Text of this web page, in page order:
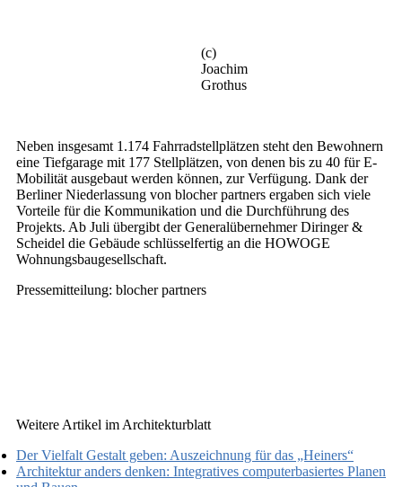
(c)
Joachim
Grothus
Neben insgesamt 1.174 Fahrradstellplätzen steht den Bewohnern
eine Tiefgarage mit 177 Stellplätzen, von denen bis zu 40 für E-
Mobilität ausgebaut werden können, zur Verfügung. Dank der
Berliner Niederlassung von blocher partners ergaben sich viele
Vorteile für die Kommunikation und die Durchführung des
Projekts. Ab Juli übergibt der Generalübernehmer Diringer &
Scheidel die Gebäude schlüsselfertig an die HOWOGE
Wohnungsbaugesellschaft.
Pressemitteilung: blocher partners
Weitere Artikel im Architekturblatt
Der Vielfalt Gestalt geben: Auszeichnung für das „Heiners“
Architektur anders denken: Integratives computerbasiertes Planen